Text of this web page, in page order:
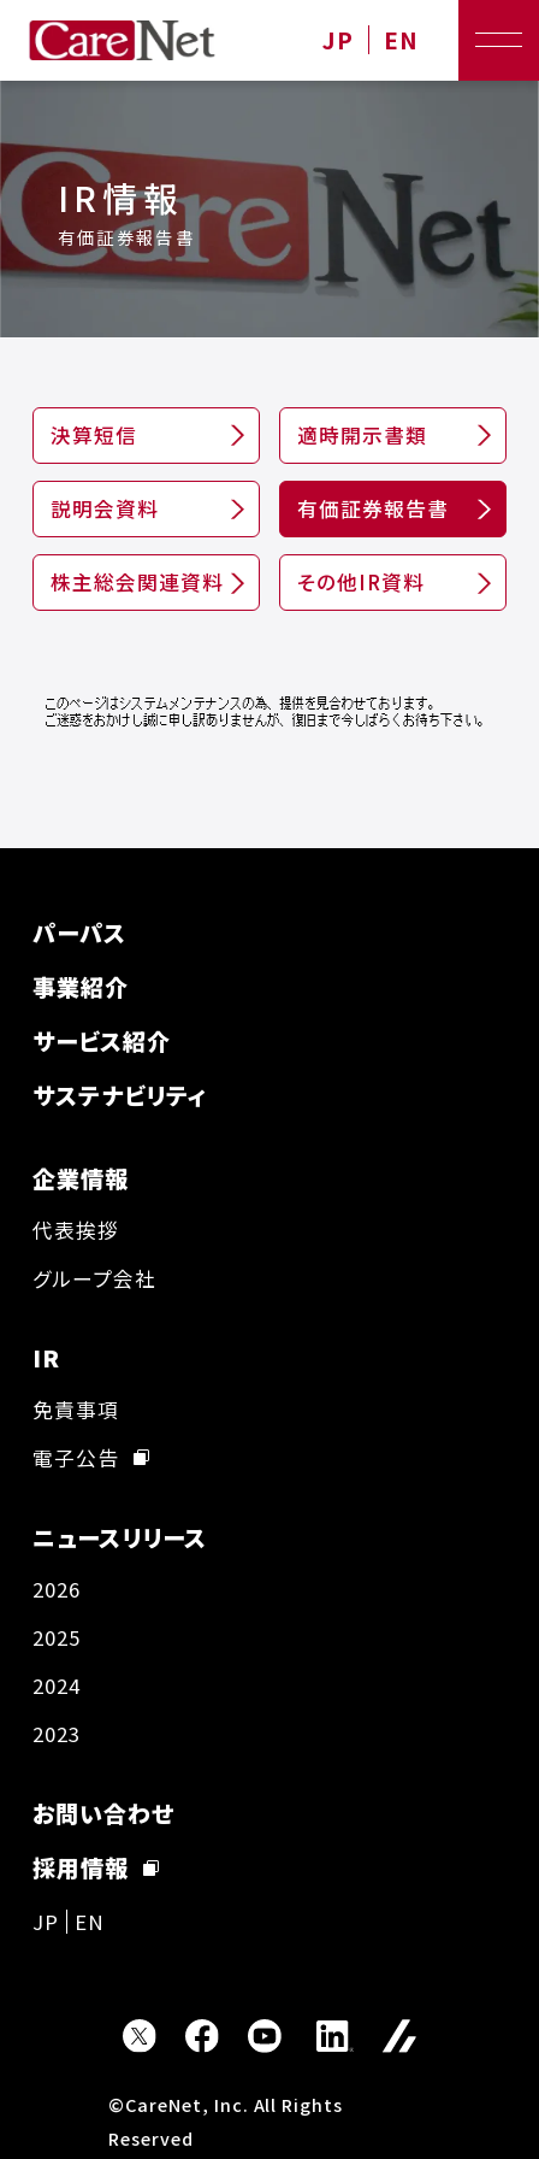
JP EN
IR情報
有価証券報告書
決算短信 適時開示書類
説明会資料 有価証券報告書
株主総会関連資料 その他IR資料
パーパス
事業紹介
サービス紹介
サステナビリティ
企業情報
代表挨拶
グループ会社
IR
免責事項
電子公告
ニュースリリース
2026
2025
2024
2023
お問い合わせ
採用情報
JP EN
©CareNet, Inc. All Rights
Reserved